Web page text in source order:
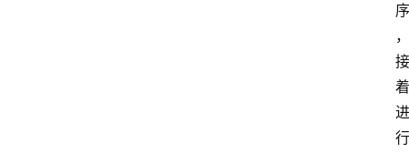
序
，
接
着
进
行